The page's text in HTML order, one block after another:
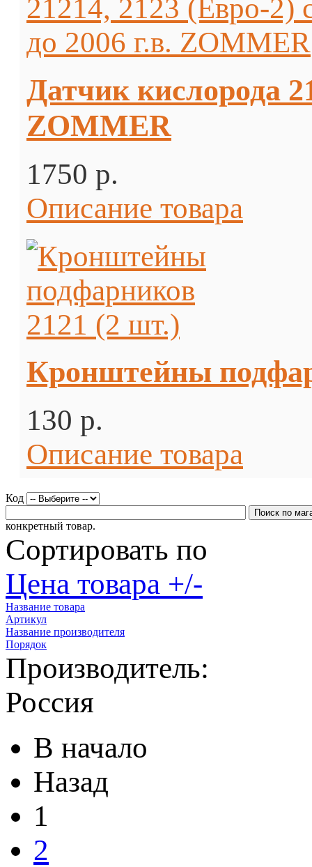
Датчик кислорода
ZOMMER
1750 p.
Описание товара
Кронштейны
130 p.
Описание товара
Код
конкретный товар.
Сортировать по
Цена товара +/-
Название товара
Артикул
Название производителя
Порядок
Производитель:
Россия
В начало
Назад
1
2